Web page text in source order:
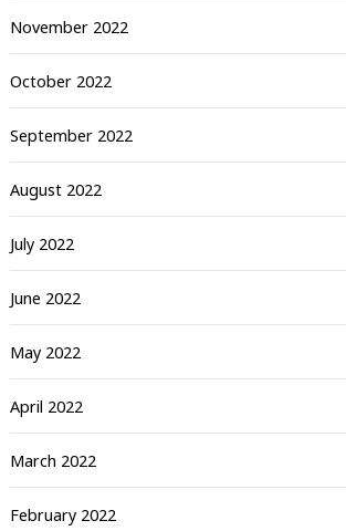
November 2022
October 2022
September 2022
August 2022
July 2022
June 2022
May 2022
April 2022
March 2022
February 2022